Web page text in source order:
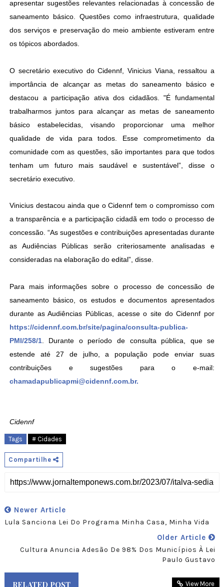
apresentar sugestões relevantes relacionadas à concessão de
saneamento básico. Questões como infraestrutura, qualidade
dos serviços e preservação do meio ambiente estiveram entre
os tópicos abordados.
O secretário executivo do Cidennf, Vinicius Viana, ressaltou a
importância de alcançar as metas do saneamento básico e
destacou a participação ativa dos cidadãos. "É fundamental
trabalharmos juntos para alcançar as metas de saneamento
básico estabelecidas, visando proporcionar uma melhor
qualidade de vida para todos. Esse comprometimento da
comunidade com as questões, são importantes para que todos
tenham um futuro mais saudável e sustentável”, disse o
secretário executivo.
Vinicius destacou ainda que o Cidennf tem o compromisso com
a transparência e a participação cidadã em todo o processo de
concessão. “As sugestões e contribuições apresentadas durante
as Audiências Públicas serão criteriosamente analisadas e
consideradas na elaboração do edital”, disse.
Para mais informações sobre o processo de concessão de
saneamento básico, os estudos e documentos apresentados
durante as Audiências Públicas, acesse o site do Cidennf por
https://cidennf.com.br/site/pagina/consulta-publica-
PMI/258/1. Durante o período de consulta pública, que se
estende até 27 de julho, a população pode enviar suas
contribuições e sugestões para o e-mail:
chamadapublicapmi@cidennf.com.br.
Cidennf
Tags # Cidades
Compartilhe
Newer Article
Lula Sanciona Lei Do Programa Minha Casa, Minha Vida
Older Article
Cultura Anuncia Adesão De 98% Dos Municípios À Lei
Paulo Gustavo
RELATED POST View More